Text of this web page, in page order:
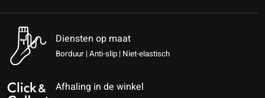
Diensten op maat
Borduur | Anti-slip | Niet-elastisch
Afhaling in de winkel